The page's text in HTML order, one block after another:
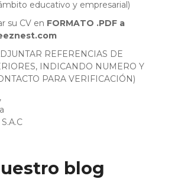
educativo y empresarial)
su CV en FORMATO .PDF a
REFERENCIAS DE
INDICANDO NUMERO Y
PARA VERIFICACIÓN)
blog